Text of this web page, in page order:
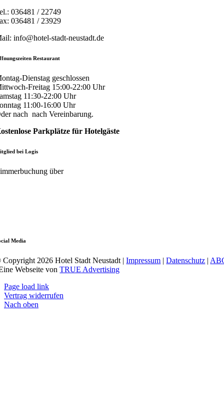
036481 / 22749
036481 / 23929
info@hotel-stadt-neustadt.de
Restaurant
Dienstag geschlossen
Freitag 15:00-22:00 Uhr
11:30-22:00 Uhr
11:00-16:00 Uhr
nach nach Vereinbarung.
Parkplätze für Hotelgäste
bei Logis
über
Media
Copyright 2026 Hotel Stadt Neustadt |Impressum |Datenschutz |
Webseite vonTRUE Advertising
Page load link
Vertrag widerrufen
Nach oben